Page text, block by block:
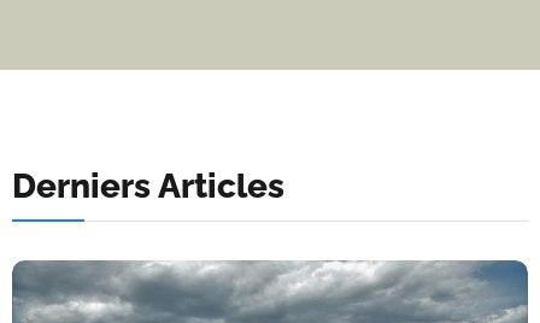
Derniers Articles